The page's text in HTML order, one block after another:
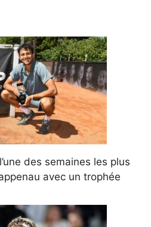
des semaines les plus
avec un trophée